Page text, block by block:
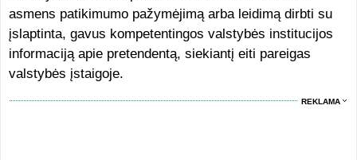
asmens patikimumo pažymėjimą arba leidimą dirbti su
įslaptinta, gavus kompetentingos valstybės institucijos
informaciją apie pretendentą, siekiantį eiti pareigas
valstybės įstaigoje.
REKLAMA